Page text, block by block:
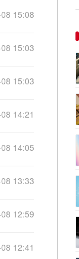
15:08
15:03
15:03
14:21
14:05
13:33
12:59
12:41